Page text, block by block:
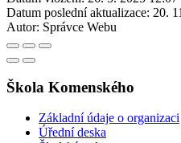
Datum poslední aktualizace: 20.
Autor: Správce Webu
Škola Komenského
Základní údaje o organizaci
Úřední deska